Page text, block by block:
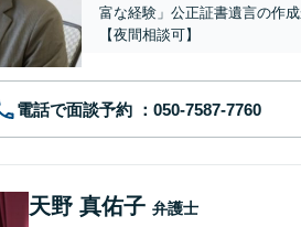
富な経験」公正証書遺言の作
【夜間相談可】
電話で面談予約
天野 真佑子 弁護士